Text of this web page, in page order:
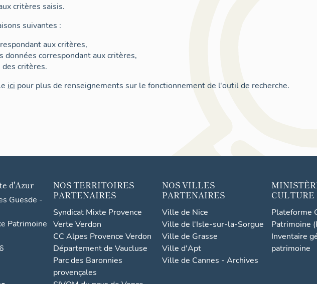
critères saisis.
suivantes :
aux critères,
données correspondant aux critères,
des critères.
ici pour plus de renseignements sur le fonctionnement de l'outil de recherche.
d'Azur
Guesde -
Patrimoine
NOS TERRITOIRES
PARTENAIRES
Syndicat Mixte Provence
Verte Verdon
CC Alpes Provence Verdon
Département de Vaucluse
Parc des Baronnies
provençales
NOS VILLES
PARTENAIRES
Ville de Nice
Ville de l'Isle-sur-la-Sorgue
Ville de Grasse
Ville d'Apt
Ville de Cannes - Archives
CULTURE
Plateforme
Patrimoine
Inventaire
patrimoine